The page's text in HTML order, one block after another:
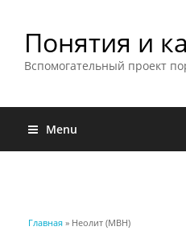
Понятия и
Вспомогательный проект
Menu
Вы здесь
Главная » Неолит (МВН)